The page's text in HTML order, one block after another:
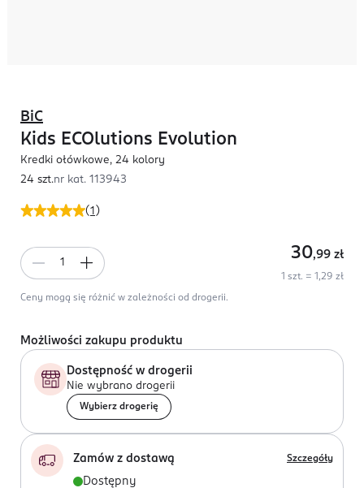
(1 )
BiC
Kids ECOlutions Evolution
Kredki ołówkowe, 24 kolory
24 szt.nr kat. 113943
30,99 zł
1 szt. = 1,29 zł
Ceny mogą się różnić w zależności od drogerii.
Możliwości zakupu produktu
Dostępność w drogerii
Nie wybrano drogerii
Wybierz drogerię
Zamów z dostawą Szczegóły
Dostępny